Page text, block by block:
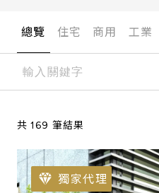
總覽 住宅 商用 工業
共 169 筆結果
獨家代理